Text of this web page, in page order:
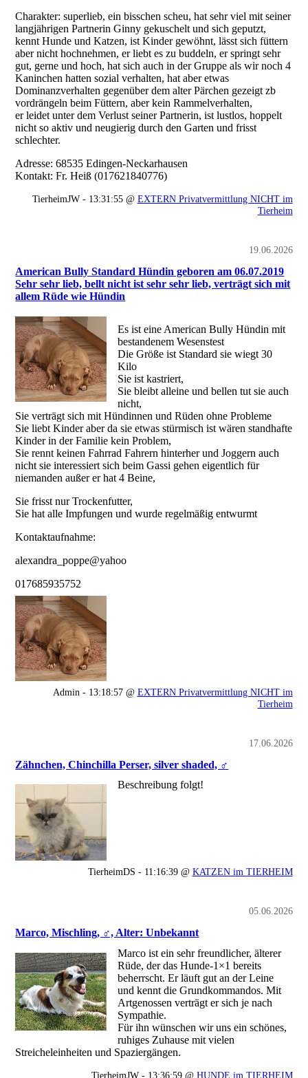
Charakter: superlieb, ein bisschen scheu, hat sehr viel mit seiner
langjährigen Partnerin Ginny gekuschelt und sich geputzt,
kennt Hunde und Katzen, ist Kinder gewöhnt, lässt sich füttern
aber nicht hochnehmen, er liebt es zu buddeln, er springt sehr
gut, gerne und hoch, hat sich auch in der Gruppe als wir noch 4
Kaninchen hatten sozial verhalten, hat aber etwas
Dominanzverhalten gegenüber dem alter Pärchen gezeigt zb
vordrängeln beim Füttern, aber kein Rammelverhalten,
er leidet unter dem Verlust seiner Partnerin, ist lustlos, hoppelt
nicht so aktiv und neugierig durch den Garten und frisst
schlechter.
Adresse: 68535 Edingen-Neckarhausen
Kontakt: Fr. Heiß (017621840776)
TierheimJW - 13:31:55 @ EXTERN Privatvermittlung NICHT im
Tierheim
19.06.2026
American Bully Standard Hündin geboren am 06.07.2019
Sehr sehr lieb, bellt nicht ist sehr sehr lieb, verträgt sich mit
allem Rüde wie Hündin
Es ist eine American Bully Hündin mit
bestandenem Wesenstest
Die Größe ist Standard sie wiegt 30
Kilo
Sie ist kastriert,
Sie bleibt alleine und bellen tut sie auch
nicht,
Sie verträgt sich mit Hündinnen und Rüden ohne Probleme
Sie liebt Kinder aber da sie etwas stürmisch ist wären standhafte
Kinder in der Familie kein Problem,
Sie rennt keinen Fahrrad Fahrern hinterher und Joggern auch
nicht sie interessiert sich beim Gassi gehen eigentlich für
niemanden außer er hat 4 Beine,
Sie frisst nur Trockenfutter,
Sie hat alle Impfungen und wurde regelmäßig entwurmt
Kontaktaufnahme:
alexandra_poppe@yahoo
017685935752
Admin - 13:18:57 @ EXTERN Privatvermittlung NICHT im
Tierheim
17.06.2026
Zähnchen, Chinchilla Perser, silver shaded, ♂
Beschreibung folgt!
TierheimDS - 11:16:39 @ KATZEN im TIERHEIM
05.06.2026
Marco, Mischling, ♂, Alter: Unbekannt
Marco ist ein sehr freundlicher, älterer
Rüde, der das Hunde-1×1 bereits
beherrscht. Er läuft gut an der Leine
und kennt die Grundkommandos. Mit
Artgenossen verträgt er sich je nach
Sympathie.
Für ihn wünschen wir uns ein schönes,
ruhiges Zuhause mit vielen
Streicheleinheiten und Spaziergängen.
TierheimJW - 13:36:59 @ HUNDE im TIERHEIM